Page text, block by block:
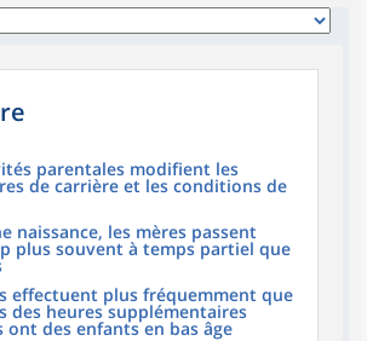
parentales modifient les
de carrière et les conditions de
naissance, les mères passent
plus souvent à temps partiel que
effectuent plus fréquemment que
des heures supplémentaires
ont des enfants en bas âge